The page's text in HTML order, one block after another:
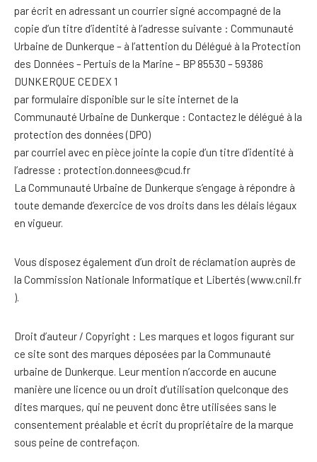
par écrit en adressant un courrier signé accompagné de la
copie d’un titre d’identité à l’adresse suivante : Communauté
Urbaine de Dunkerque – à l’attention du Délégué à la Protection
des Données – Pertuis de la Marine – BP 85530 – 59386
DUNKERQUE CEDEX 1
par formulaire disponible sur le site internet de la
Communauté Urbaine de Dunkerque : Contactez le délégué à la
protection des données (DPO)
par courriel avec en pièce jointe la copie d’un titre d’identité à
l’adresse : protection.donnees@cud.fr
La Communauté Urbaine de Dunkerque s’engage à répondre à
toute demande d’exercice de vos droits dans les délais légaux
en vigueur.
Vous disposez également d’un droit de réclamation auprès de
la Commission Nationale Informatique et Libertés (www.cnil.fr
).
Droit d’auteur / Copyright : Les marques et logos figurant sur
ce site sont des marques déposées par la Communauté
urbaine de Dunkerque. Leur mention n’accorde en aucune
manière une licence ou un droit d’utilisation quelconque des
dites marques, qui ne peuvent donc être utilisées sans le
consentement préalable et écrit du propriétaire de la marque
sous peine de contrefaçon.